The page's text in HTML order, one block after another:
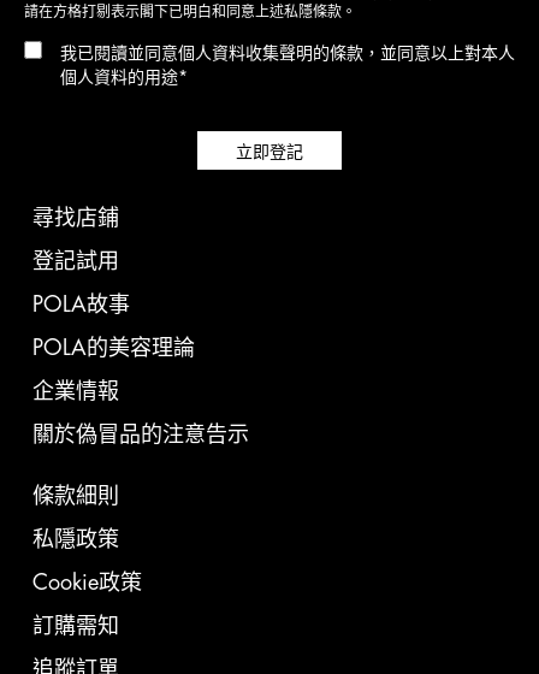
請在方格打剔表示閣下已明白和同意上述私隱條款。
我已閱讀並同意個人資料收集聲明的條款，並同意以上對本人
個人資料的用途*
立即登記
尋找店鋪
登記試用
POLA故事
POLA的美容理論
企業情報
關於偽冒品的注意告示
條款細則
私隱政策
Cookie政策
訂購需知
追蹤訂單